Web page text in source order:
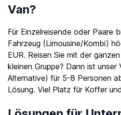
Van?
Für Einzelreisende oder Paare
Fahrzeug (Limousine/Kombi)
EUR. Reisen Sie mit der
kleinen Gruppe? Dann ist unser
Alternative) für 5-8 Personen
Lösung. Viel Platz für Koffer